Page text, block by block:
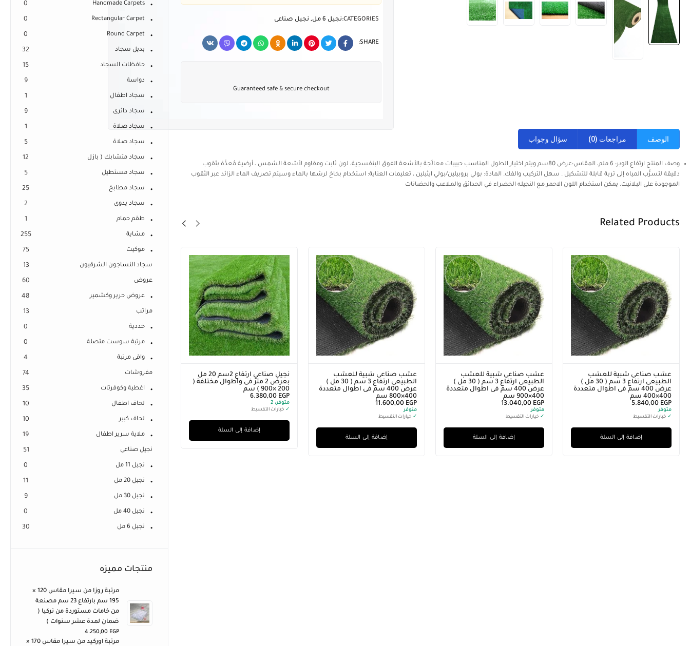
CATEGORIES: نجيل 6 مل , نجيل صناعى
SHARE:
Guaranteed safe & secure checkout
الوصف مراجعات (0) سؤال وجواب
وصف المنتج ارتفاع الوبر: 6 ملم، المقاس:عرض 80سم ويتم اختيار الطول المناسب حبيبات معالَجة بالأشعة الفوق البنفسجية، لون ثابت ومقاوم لأشعة الشمس ، أرضية مُعدَّة بثقوب
دقيقة لتسرُّب المياه إلى تربة قابلة للتشكيل . سهل التركيب والفك. المادة: بولي بروبيلين/بولي ايثيلين ، تعليمات العناية: استخدام بخاخ لرشها بالماء وسيتم تصريف الماء الزائد عبر الثقوب
الموجودة على البلانيت. يمكن استخدام اللون الاحمر مع النجيله الخضراء في الحدائق والملاعب والحضانات
Related Products
عشب صناعى شبية للعشب
الطبيعى ارتفاع 3 سم ( 30 مل )
عرض 400 سم فى اطوال متعددة
400×400 سم
5.840,00 EGP
متوفر
✓ خيارات التقسيط
إضافة إلى السلة
عشب صناعى شبية للعشب
الطبيعى ارتفاع 3 سم ( 30 مل )
عرض 400 سم فى اطوال متعددة
400×900 سم
13.040,00 EGP
متوفر
✓ خيارات التقسيط
إضافة إلى السلة
عشب صناعى شبية للعشب
الطبيعى ارتفاع 3 سم ( 30 مل )
عرض 400 سم فى اطوال متعددة
400×800 سم
11.600,00 EGP
متوفر
✓ خيارات التقسيط
إضافة إلى السلة
نجيل صناعي ارتفاع 2سم 20 مل
بعرض 2 متر فى واطوال مختلفة (
200 ×900 ) سم
6.380,00 EGP
متوفر:
✓ خيارات التقسيط
إضافة إلى السلة
Handmade Carpets
0
Rectangular Carpet
0
Round Carpet
0
بديل سجاد 32
حافظات السجاد 15
دواسة 9
سجاد اطفال 1
سجاد دائرى 9
سجاد صلاة 1
سجاد صلاة 5
سجاد متشابك ( بازل 12
سجاد مستطيل 5
سجاد مطابخ 25
سجاد يدوى 2
طقم حمام 1
مشاية 255
موكيت 75
سجاد النساجون الشرقيون 13
عروض 60
عروض حرير وكشمير 48
مراتب 13
خددية 0
مرتبة سوست متصلة 0
واقى مرتبة 4
مفروشات 74
اغطية وكوفرتات 35
لحاف اطفال 10
لحاف كبير 10
ملاية سرير اطفال 19
نجيل صناعى 51
نجيل 11 مل 0
نجيل 20 مل 11
نجيل 30 مل 9
نجيل 40 مل 0
نجيل 6 مل 30
منتجات مميزه
مرتبة روزا من سيرا مقاس 120 ×
195 سم بارتفاع 23 سم مصنعة
من خامات مستوردة من تركيا (
ضمان لمدة عشر سنوات )
4.250,00 EGP
مرتبة اوركيد من سيرا مقاس 170 ×